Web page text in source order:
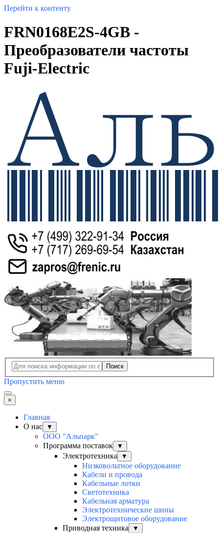
Перейти к контенту
FRN0168E2S-4GB -
Преобразователи частоты
Fuji-Electric
Поиск
Пропустить меню
×
Главная
О нас
▼
ООО "Альпарк"
Программа поставок
▼
Электротехника ▼
Низковольтное оборудование
Кабели и провода
Кабельные лотки
Светотехника
Кабельная арматура
Электротехнические шины
Электрощитовое оборудование
Приводная техника
▼